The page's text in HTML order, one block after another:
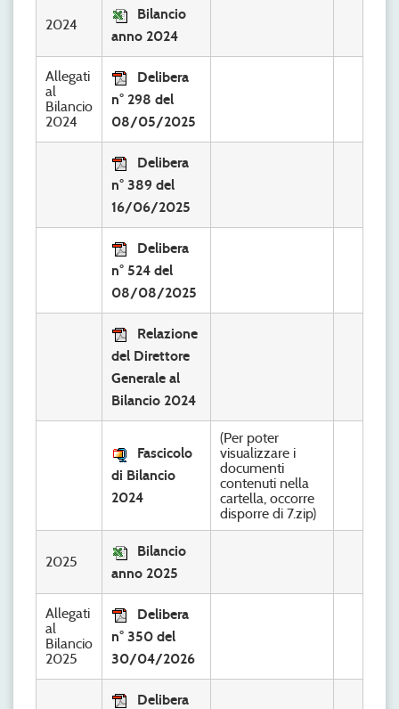
2024
Bilancio
anno 2024
Allegati
al
Bilancio
2024
Delibera
n° 298 del
08/05/2025
Delibera
n° 389 del
16/06/2025
Delibera
n° 524 del
08/08/2025
Relazione
del Direttore
Generale al
Bilancio 2024
Fascicolo
di Bilancio
2024
(Per poter
visualizzare i
documenti
contenuti nella
cartella, occorre
disporre di 7.zip)
2025
Bilancio
anno 2025
Allegati
al
Bilancio
2025
Delibera
n° 350 del
30/04/2026
Delibera